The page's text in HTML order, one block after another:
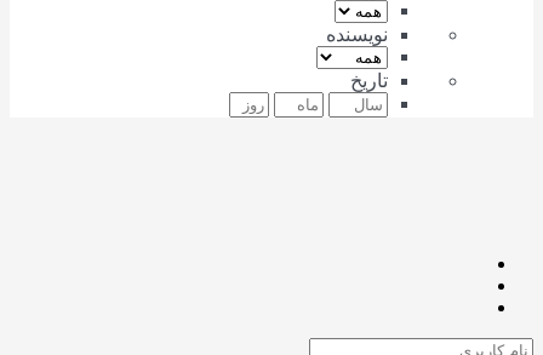
نویسنده
تاریخ